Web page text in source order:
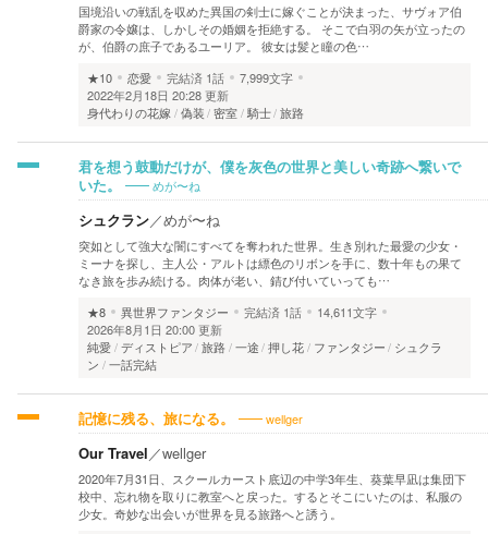
国境沿いの戦乱を収めた異国の剣士に嫁ぐことが決まった、サヴォア伯
爵家の令嬢は、しかしその婚姻を拒絶する。 そこで白羽の矢が立ったの
が、伯爵の庶子であるユーリア。 彼女は髪と瞳の色…
★10
恋愛 完結済 1話
7,999文字
2022年2月18日 20:28 更新
身代わりの花嫁 偽装 密室 騎士 旅路
君を想う鼓動だけが、僕を灰色の世界と美しい奇跡へ繋いで
いた。
めが〜ね
シュクラン／めが〜ね
突如として強大な闇にすべてを奪われた世界。生き別れた最愛の少女・
ミーナを探し、主人公・アルトは縹色のリボンを手に、数十年もの果て
なき旅を歩み続ける。肉体が老い、錆び付いていっても…
★8
異世界ファンタジー 完結済 1話
14,611文字
2026年8月1日 20:00 更新
純愛 ディストピア 旅路 一途 押し花 ファンタジー
シュクラ
ン
一話完結
記憶に残る、旅になる。 wellger
Our Travel／wellger
2020年7月31日、スクールカースト底辺の中学3年生、葵葉早凪は集団下
校中、忘れ物を取りに教室へと戻った。するとそこにいたのは、私服の
少女。奇妙な出会いが世界を見る旅路へと誘う。